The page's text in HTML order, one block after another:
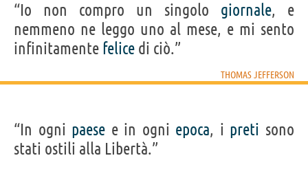
“Io non compro un singolo giornale, e
nemmeno ne leggo uno al mese, e mi sento
infinitamente felice di ciò.”
THOMAS JEFFERSON
“In ogni paese e in ogni epoca, i preti sono
stati ostili alla Libertà.”